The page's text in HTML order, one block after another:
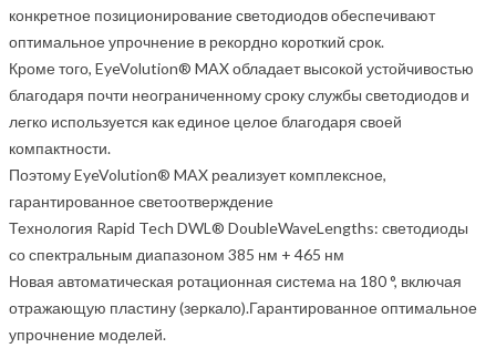
конкретное позиционирование светодиодов обеспечивают
оптимальное упрочнение в рекордно короткий срок.
Кроме того, EyeVolution® MAX обладает высокой устойчивостью
благодаря почти неограниченному сроку службы светодиодов и
легко используется как единое целое благодаря своей
компактности.
Поэтому EyeVolution® MAX реализует комплексное,
гарантированное светоотверждение
Технология Rapid Tech DWL® DoubleWaveLengths: светодиоды
со спектральным диапазоном 385 нм + 465 нм
Новая автоматическая ротационная система на 180 °, включая
отражающую пластину (зеркало).Гарантированное оптимальное
упрочнение моделей.